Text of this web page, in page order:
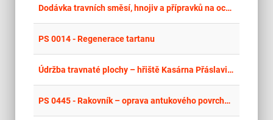
Dodávka travních směsí, hnojiv a přípravků na ochranu rostlin
PS 0014 - Regenerace tartanu
Údržba travnaté plochy – hřiště Kasárna Přáslavice
PS 0445 - Rakovník – oprava antukového povrchu hřiště